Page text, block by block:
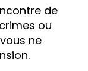
de
ou
ne